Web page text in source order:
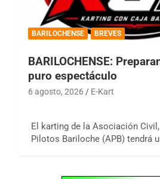
BARILOCHENSE BREVES
BARILOCHENSE:
puro espectáculo
6 agosto, 2026 E-Kart
El karting de la Asociación
Pilotos Bariloche (APB) tendrá